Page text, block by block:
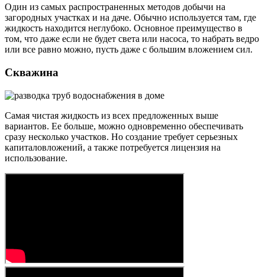
Один из самых распространенных методов добычи на
загородных участках и на даче. Обычно используется там, где
жидкость находится неглубоко. Основное преимущество в
том, что даже если не будет света или насоса, то набрать ведро
или все равно можно, пусть даже с большим вложением сил.
Скважина
Самая чистая жидкость из всех предложенных выше
вариантов. Ее больше, можно одновременно обеспечивать
сразу несколько участков. Но создание требует серьезных
капиталовложений, а также потребуется лицензия на
использование.